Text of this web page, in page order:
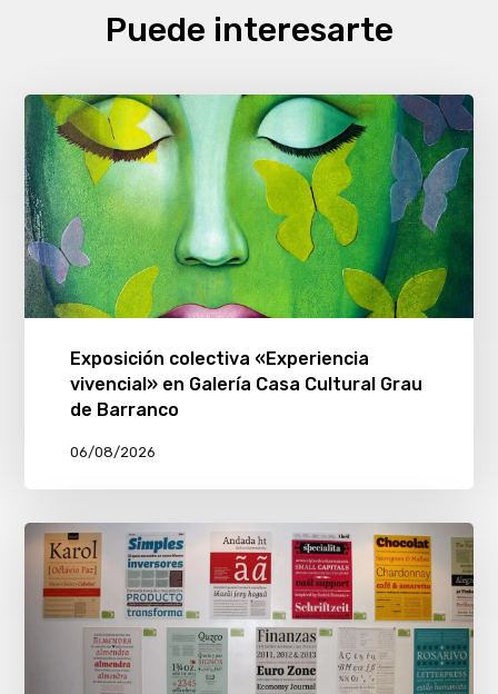
Puede interesarte
Exposición colectiva «Experiencia
vivencial» en Galería Casa Cultural Grau
de Barranco
06/08/2026